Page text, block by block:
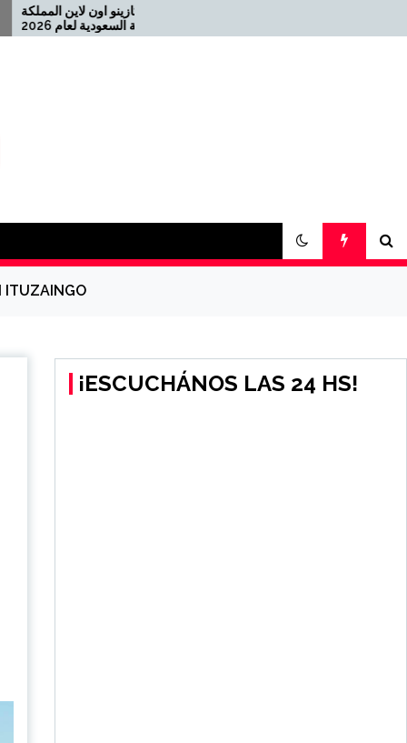
أفضل كازينو اون
2021-08-04 كازينو USDT
ITUZAINGO
¡ESCUCHÁNOS LAS 24 HS!